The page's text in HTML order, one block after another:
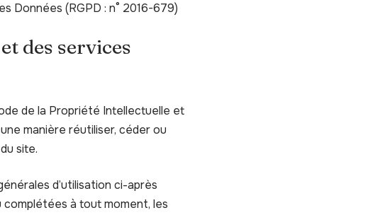
Données (RGPD : n° 2016-679)
des services
de la Propriété Intellectuelle et
manière réutiliser, céder ou
site.
d’utilisation ci-après
complétées à tout moment, les